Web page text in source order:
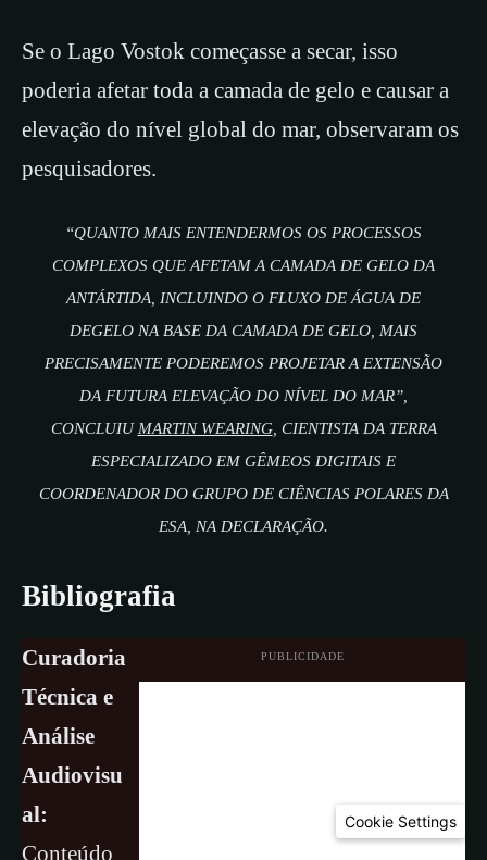
Se o Lago Vostok começasse a secar, isso
poderia afetar toda a camada de gelo e causar a
elevação do nível global do mar, observaram os
pesquisadores.
“QUANTO MAIS ENTENDERMOS OS PROCESSOS
COMPLEXOS QUE AFETAM A CAMADA DE GELO DA
ANTÁRTIDA, INCLUINDO O FLUXO DE ÁGUA DE
DEGELO NA BASE DA CAMADA DE GELO, MAIS
PRECISAMENTE PODEREMOS PROJETAR A EXTENSÃO
DA FUTURA ELEVAÇÃO DO NÍVEL DO MAR”,
CONCLUIUMARTIN WEARING, CIENTISTA DA TERRA
ESPECIALIZADO EM GÊMEOS DIGITAIS E
COORDENADOR DO GRUPO DE CIÊNCIAS POLARES DA
ESA, NA DECLARAÇÃO.
Bibliografia
PUBLICIDADE
Curadoria
Técnica e
Análise
Audiovisu
al:
Conteúdo
Cookie Settings